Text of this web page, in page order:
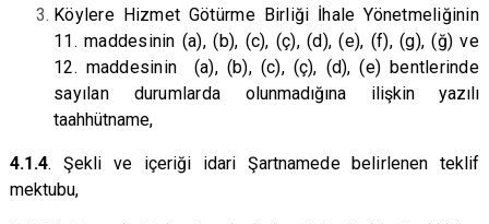
Köylere Hizmet Götürme Birliği İhale Yönetmeliğinin
11. maddesinin (a), (b), (c), (ç), (d), (e), (f), (g), (ğ) ve
12. maddesinin (a), (b), (c), (ç), (d), (e) bentlerinde
sayılan durumlardaolunmadığına ilişkin yazılı
taahhütname,
4.1.4. Şekli ve içeriği idari Şartnamede belirlenen teklif
mektubu,